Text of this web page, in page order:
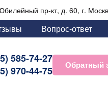
пр-кт, д. 60, г.
Вопрос-ответ
585-74-27
970-44-75
Обратный